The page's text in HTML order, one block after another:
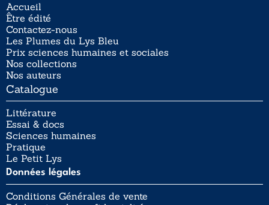
Accueil
Être édité
Contactez-nous
Les Plumes du Lys Bleu
Prix sciences humaines et sociales
Nos collections
Nos auteurs
Catalogue
Littérature
Essai & docs
Sciences humaines
Pratique
Le Petit Lys
Données légales
Conditions Générales de vente